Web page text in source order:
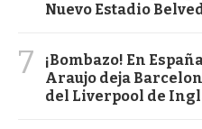
Nuevo Estadio
7
¡Bombazo! En
Araujo deja
del Liverpool de